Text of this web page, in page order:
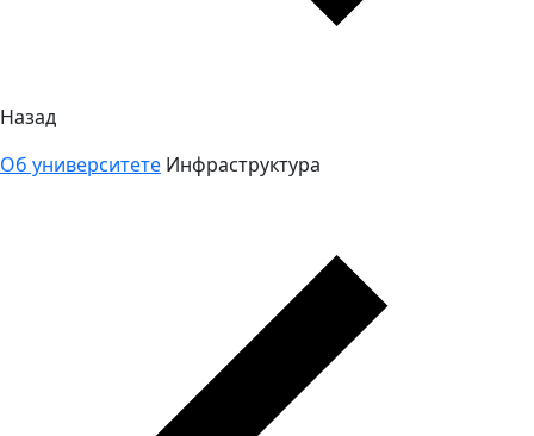
Назад
Об университете Инфраструктура